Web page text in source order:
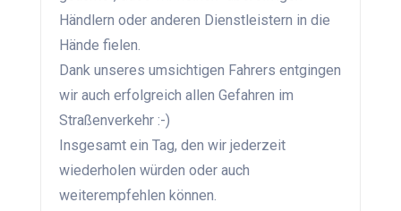
Händlern oder anderen Dienstleistern in die
Hände fielen.
Dank unseres umsichtigen Fahrers entgingen
wir auch erfolgreich allen Gefahren im
Straßenverkehr :-)
Insgesamt ein Tag, den wir jederzeit
wiederholen würden oder auch
weiterempfehlen können.